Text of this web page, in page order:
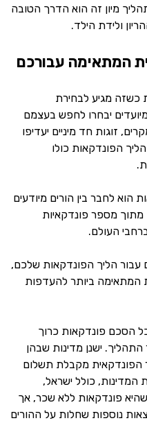
מיון זה הוא הדרך הטובה
ולידת הילד.
כשזה מגיע לבחירת
יבחרו לחפש בעצמם
זוגות חד מיניים יעדיפו
הפונדקאות כולו
הוא לחבר בין הורים מיודעים
מספר פונדקאיות
העולם.
עבור הליך הפונדקאות שלכם,
ביותר להעדפות
הסכם פונדקאות כרוך
ישנן מדינות שבהן
הפונדקאית מקבלת תשלום
כולל ישראל,
פונדקאות ללא שכר, אך
נוספות שחלות על ההורים